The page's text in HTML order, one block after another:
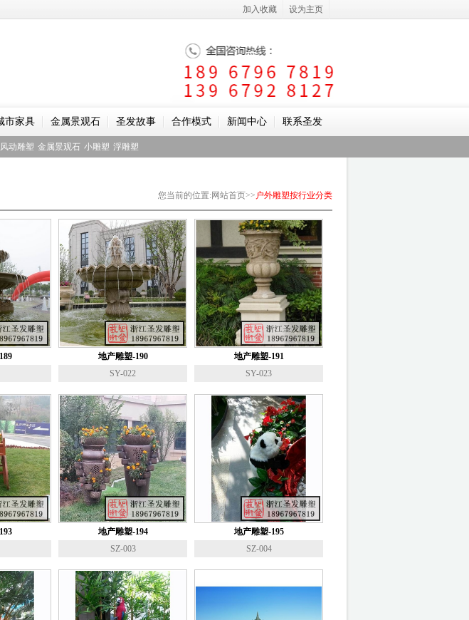
市家具 金属景观石 圣发故事 合作模式 新闻中心 联系圣发
风动雕塑 金属景观石 小雕塑 浮雕塑
您当前的位置:网站首页>> 户外雕塑按行业分类
地产雕塑-190
SY-022
地产雕塑-191
SY-023
地产雕塑-194
SZ-003
地产雕塑-195
SZ-004
加入收藏 设为主页